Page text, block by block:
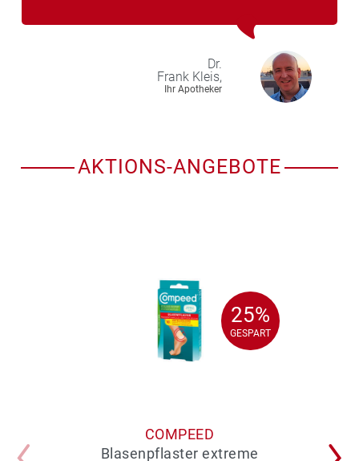
Dr.
Frank Kleis,
Ihr Apotheker
AKTIONS-ANGEBOTE
25%
GESPART
25%
GESPART
COMPEED
Blasenpflaster extreme